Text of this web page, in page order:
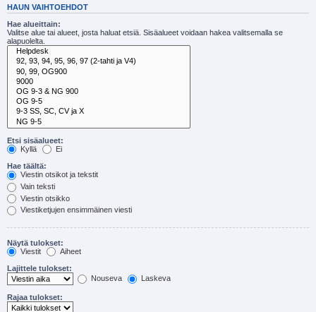
HAUN VAIHTOEHDOT
Hae alueittain:
Valitse alue tai alueet, josta haluat etsiä. Sisäalueet voidaan hakea valitsemalla se
alapuolelta.
Etsi sisäalueet:
Kyllä
Ei
Hae täältä:
Viestin otsikot ja tekstit
Vain teksti
Viestin otsikko
Viestiketjujen ensimmäinen viesti
Näytä tulokset:
Viestit
Aiheet
Lajittele tulokset:
Nouseva
Laskeva
Rajaa tulokset: